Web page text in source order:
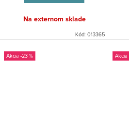
Na externom sklade
Kód: 013365
-23 %